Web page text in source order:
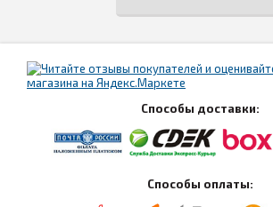
Способы доставки:
Способы оплаты: